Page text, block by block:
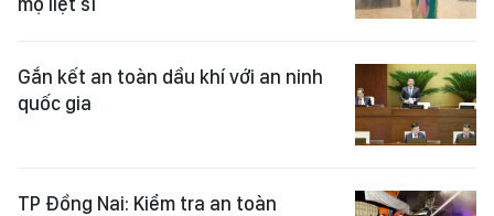
Gắn kết an toàn dầu khí với an ninh
quốc gia
TP Đồng Nai: Kiểm tra an toàn